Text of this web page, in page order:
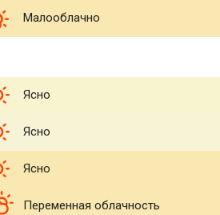
Малооблачно
Ясно
Ясно
Ясно
Переменная облачность